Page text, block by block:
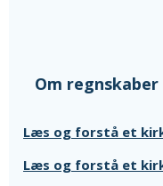
Om
Læs og forstå et
Læs og forstå et